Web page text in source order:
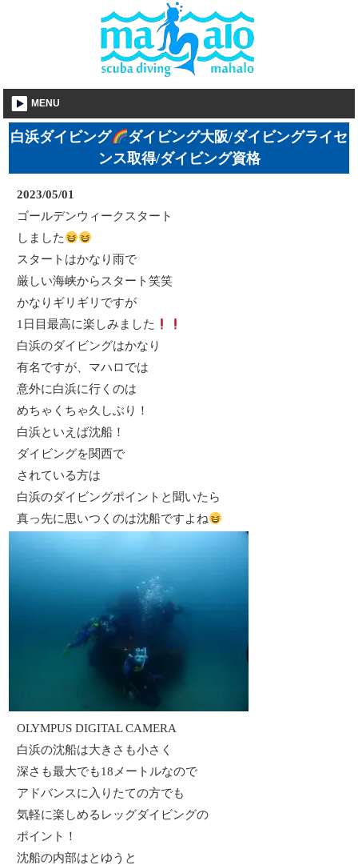
MENU
白浜ダイビング
ダイビング大阪/ダイビングライセ
ンス取得/ダイビング資格
2023/05/01
ゴールデンウィークスタート
しました
スタートはかなり雨で
厳しい海峡からスタート笑笑
かなりギリギリですが
1日目最高に楽しみました
白浜のダイビングはかなり
有名ですが、マハロでは
意外に白浜に行くのは
めちゃくちゃ久しぶり！
白浜といえば沈船！
ダイビングを関西で
されている方は
白浜のダイビングポイントと聞いたら
真っ先に思いつくのは沈船ですよね
OLYMPUS DIGITAL CAMERA
白浜の沈船は大きさも小さく
深さも最大でも18メートルなので
アドバンスに入りたての方でも
気軽に楽しめるレッグダイビングの
ポイント！
沈船の内部はとゆうと